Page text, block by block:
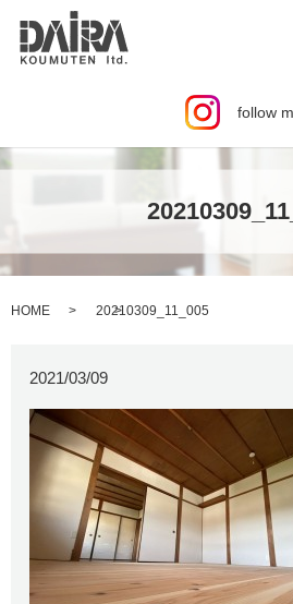
follow
HOME 20210309_11_005
2021/03/09